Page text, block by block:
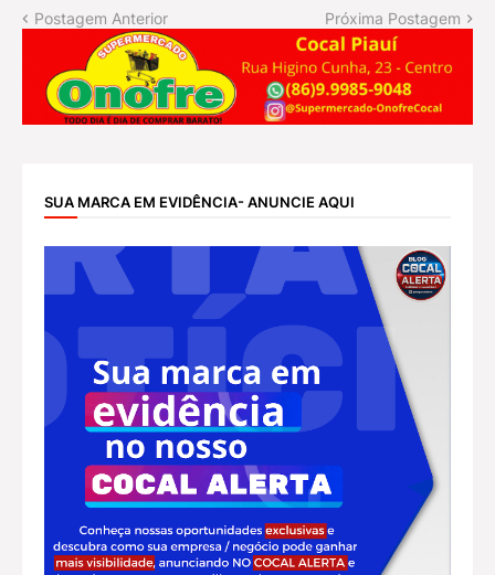
Postagem Anterior Próxima Postagem
SUA MARCA EM EVIDÊNCIA- ANUNCIE AQUI